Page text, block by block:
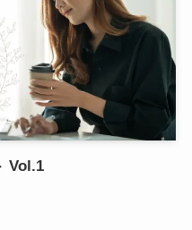
Vol.1